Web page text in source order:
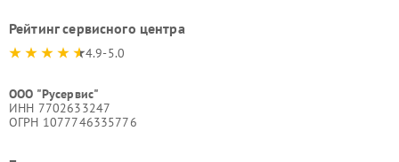
Рейтинг сервисного центра
4.9-5.0
ООО "Русервис"
ИНН 7702633247
ОГРН 1077746335776